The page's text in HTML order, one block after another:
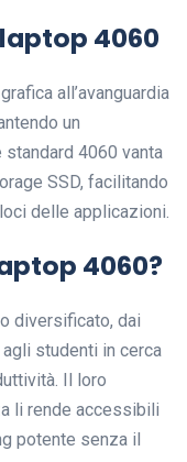
4060
all’avanguardia
un
4060 vanta
SSD, facilitando
delle applicazioni.
4060?
diversificato, dai
studenti in cerca
Il loro
li rende accessibili
potente senza il